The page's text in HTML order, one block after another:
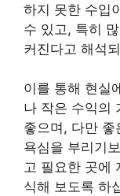
하지 못한 수입
수 있고, 특히
커진다고 해석
이를 통해 현실
나 작은 수익의
좋으며, 다만 좋
욕심을 부리기
고 필요한 곳에
식해 보도록 하